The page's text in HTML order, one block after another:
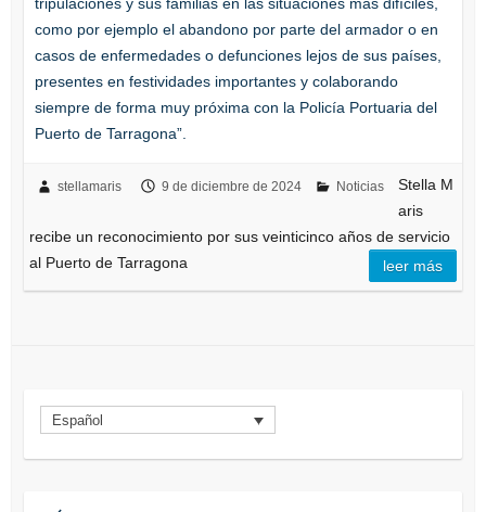
como por ejemplo el abandono por parte del armador o en
casos de enfermedades o defunciones lejos de sus países,
presentes en festividades importantes y colaborando
siempre de forma muy próxima con la Policía Portuaria del
Puerto de Tarragona”.
stellamaris 9 de diciembre de 2024 Noticias
Stella M
aris
recibe un reconocimiento por sus veinticinco años de servicio
al Puerto de Tarragona
leer más
Español